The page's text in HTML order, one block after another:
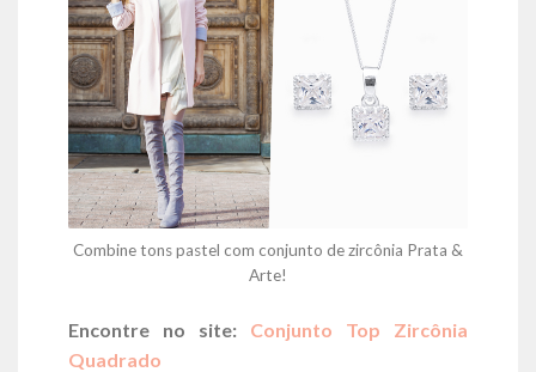
Combine tons pastel com conjunto de zircônia Prata &
Arte!
Encontre no site: Conjunto Top Zircônia
Quadrado